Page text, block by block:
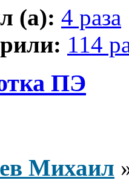
(а): 4 раза
114
ПЭ
Михаил